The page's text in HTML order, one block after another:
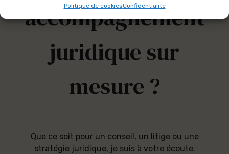
Politique de cookiesConfidentialité
accompagnement
juridique sur
mesure ?
Que ce soit pour un conseil, un litige ou une
stratégie juridique, je suis à votre écoute.